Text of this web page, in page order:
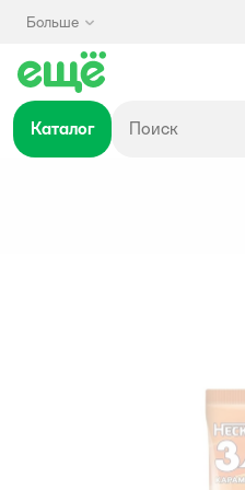
Больше
Каталог